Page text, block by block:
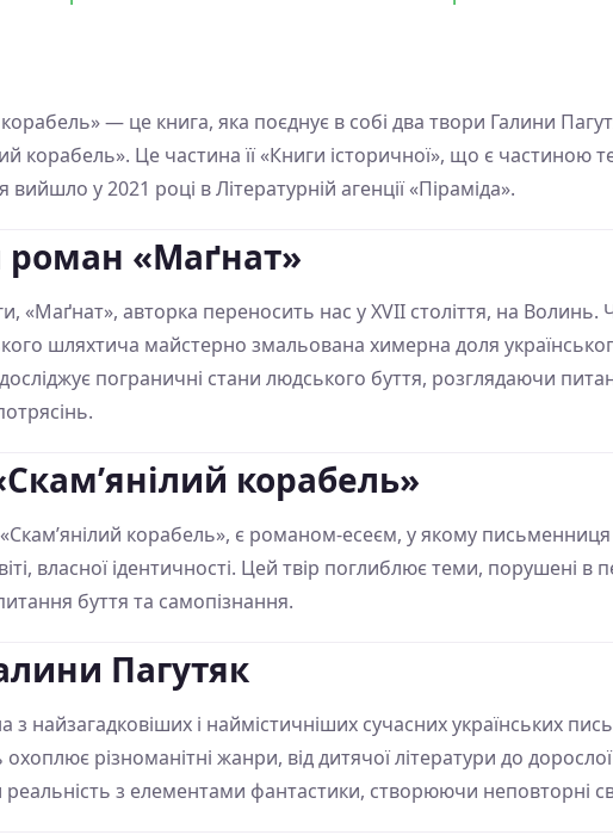
— це книга, яка поєднує в собі два твори Галини
корабель». Це частина її «Книги історичної», що є частиною
у 2021 році в Літературній агенції «Піраміда».
роман «Маґнат»
«Маґнат», авторка переносить нас у XVII століття, на
шляхтича майстерно змальована химерна доля
пограничні стани людського буття, розглядаючи
корабель»
корабель», є романом-есеєм, у якому
власної ідентичності. Цей твір поглиблює теми, порушені в
буття та самопізнання.
Пагутяк
з найзагадковіших і наймістичніших сучасних українських
охоплює різноманітні жанри, від дитячої літератури до
реальність з елементами фантастики, створюючи неповторні